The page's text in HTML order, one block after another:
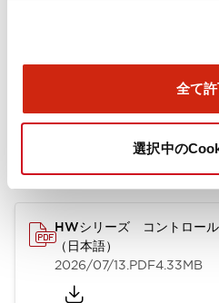
全て
選択中の
ドキュメントとファイル
取扱説明書 CAD
HWシリーズ コントロール
（日本語）
2026/07/13.PDF4.33MB